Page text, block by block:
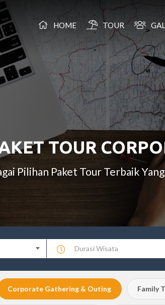
HOME TOUR
TOUR
Pilihan Paket Tour Terbaik
Durasi Wisata
Corporate Gathering & Outing Family